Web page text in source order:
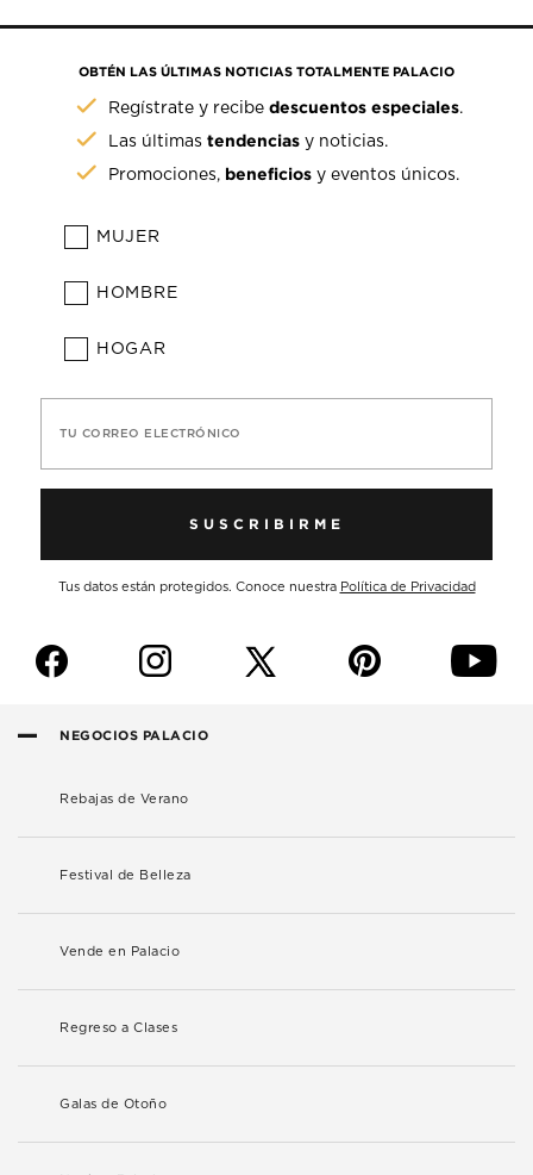
OBTÉN LAS ÚLTIMAS NOTICIAS TOTALMENTE PALACIO
Regístrate y recibedescuentos especiales.
Las últimastendencias y noticias.
Promociones, beneficios y eventos únicos.
MUJER
HOMBRE
HOGAR
TU CORREO ELECTRÓNICO
SUSCRIBIRME
Tus datos están protegidos. Conoce nuestra Política de Privacidad
f i p y
NEGOCIOS PALACIO
Rebajas de Verano
Festival de Belleza
Vende en Palacio
Regreso a Clases
Galas de Otoño